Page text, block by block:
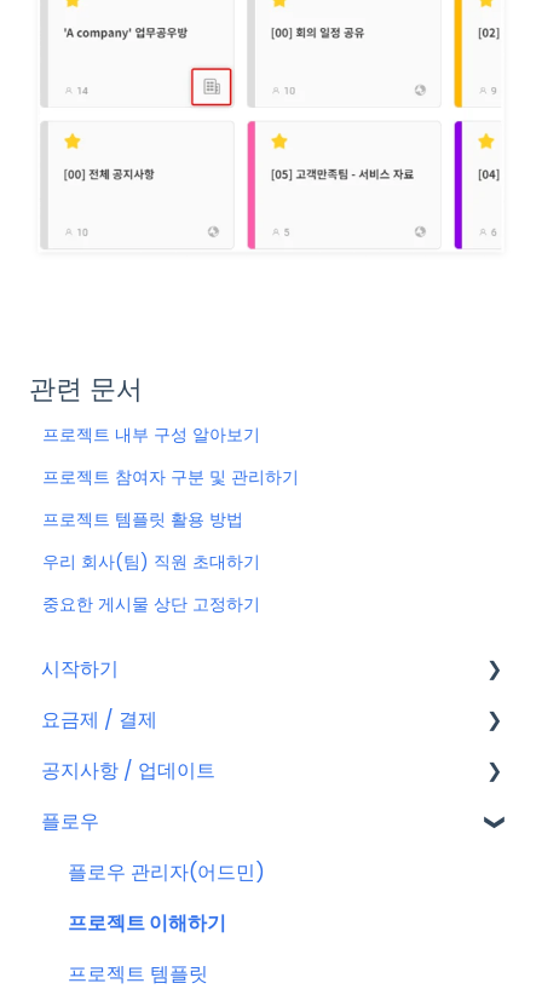
관련 문서
프로젝트 내부 구성 알아보기
프로젝트 참여자 구분 및 관리하기
프로젝트 템플릿 활용 방법
우리 회사(팀) 직원 초대하기
중요한 게시물 상단 고정하기
시작하기
회원가입
플로우 계정
요금제 / 결제
요금제
결제
결제 관련 자주 묻는 질문
공지사항 / 업데이트
공지사항
특별 프로모션
신규 업데이트 (PC&서버)
서버 작업
플로우
플로우 관리자(어드민)
프로젝트 이해하기
프로젝트 템플릿